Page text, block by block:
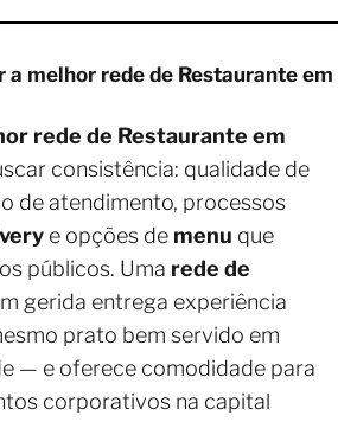
a melhor rede de Restaurante em
rede de Restaurante em
consistência: qualidade de
de atendimento, processos
e opções de menu que
públicos. Uma rede de
gerida entrega experiência
prato bem servido em
— e oferece comodidade para
corporativos na capital